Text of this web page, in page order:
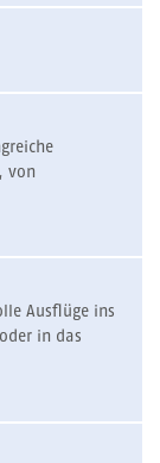
von
Ausflüge ins
in das